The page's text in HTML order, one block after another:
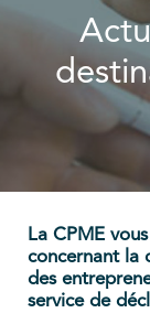
La CPME
concernant la
des
service de